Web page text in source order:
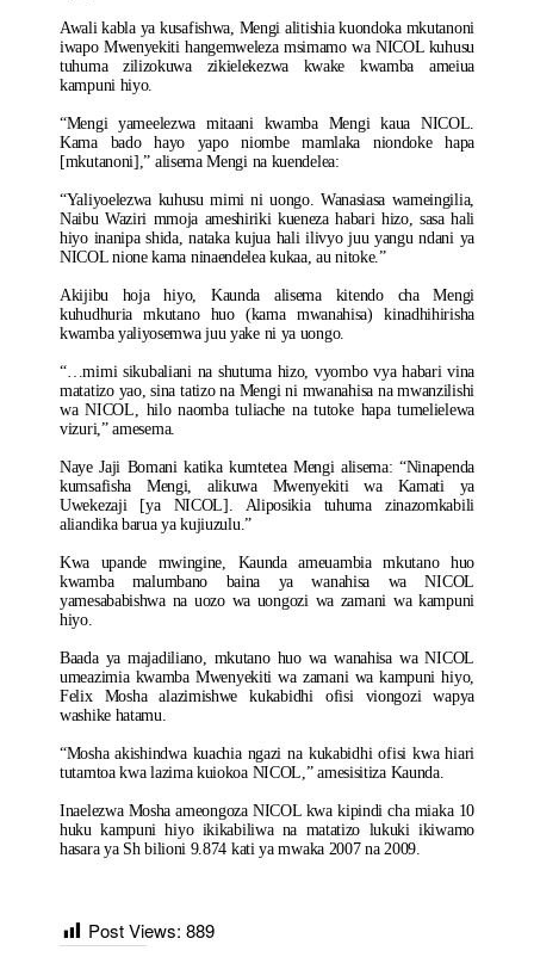
Awali kabla ya kusafishwa, Mengi alitishia kuondoka mkutanoni
iwapo Mwenyekiti hangemweleza msimamo wa NICOL kuhusu
tuhuma zilizokuwa zikielekezwa kwake kwamba ameiua
kampuni hiyo.
“Mengi yameelezwa mitaani kwamba Mengi kaua NICOL.
Kama bado hayo yapo niombe mamlaka niondoke hapa
[mkutanoni],” alisema Mengi na kuendelea:
“Yaliyoelezwa kuhusu mimi ni uongo. Wanasiasa wameingilia,
Naibu Waziri mmoja ameshiriki kueneza habari hizo, sasa hali
hiyo inanipa shida, nataka kujua hali ilivyo juu yangu ndani ya
NICOL nione kama ninaendelea kukaa, au nitoke.”
Akijibu hoja hiyo, Kaunda alisema kitendo cha Mengi
kuhudhuria mkutano huo (kama mwanahisa) kinadhihirisha
kwamba yaliyosemwa juu yake ni ya uongo.
“…mimi sikubaliani na shutuma hizo, vyombo vya habari vina
matatizo yao, sina tatizo na Mengi ni mwanahisa na mwanzilishi
wa NICOL, hilo naomba tuliache na tutoke hapa tumelielewa
vizuri,” amesema.
Naye Jaji Bomani katika kumtetea Mengi alisema: “Ninapenda
kumsafisha Mengi, alikuwa Mwenyekiti wa Kamati ya
Uwekezaji [ya NICOL]. Aliposikia tuhuma zinazomkabili
aliandika barua ya kujiuzulu.”
Kwa upande mwingine, Kaunda ameuambia mkutano huo
kwamba malumbano baina ya wanahisa wa NICOL
yamesababishwa na uozo wa uongozi wa zamani wa kampuni
hiyo.
Baada ya majadiliano, mkutano huo wa wanahisa wa NICOL
umeazimia kwamba Mwenyekiti wa zamani wa kampuni hiyo,
Felix Mosha alazimishwe kukabidhi ofisi viongozi wapya
washike hatamu.
“Mosha akishindwa kuachia ngazi na kukabidhi ofisi kwa hiari
tutamtoa kwa lazima kuiokoa NICOL,” amesisitiza Kaunda.
Inaelezwa Mosha ameongoza NICOL kwa kipindi cha miaka 10
huku kampuni hiyo ikikabiliwa na matatizo lukuki ikiwamo
hasara ya Sh bilioni 9.874 kati ya mwaka 2007 na 2009.
Post Views: 889